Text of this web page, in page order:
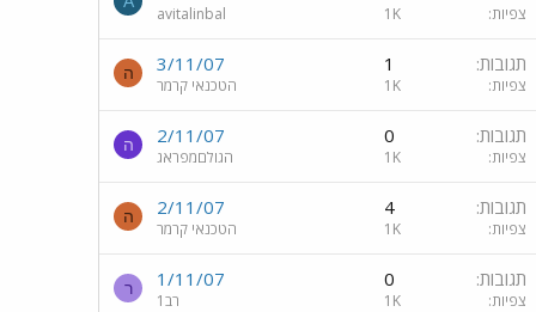
צפיות 1K
avitalinbal
תגובות 1
צפיות 1K
3/11/07
הטכנאי קרמר
ה
תגובות 0
צפיות 1K
2/11/07
הגולםמפראג
ה
תגובות 4
צפיות 1K
2/11/07
הטכנאי קרמר
ה
תגובות 0
צפיות 1K
1/11/07
רב1
ר